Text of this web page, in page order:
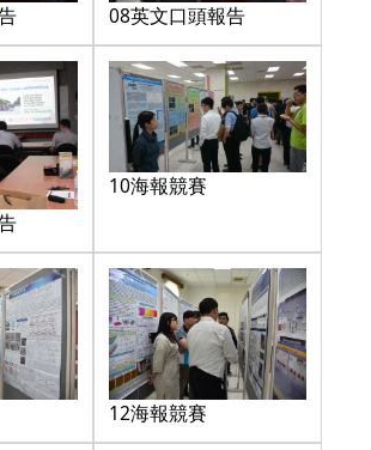
08英文口頭報告
10海報競賽
12海報競賽